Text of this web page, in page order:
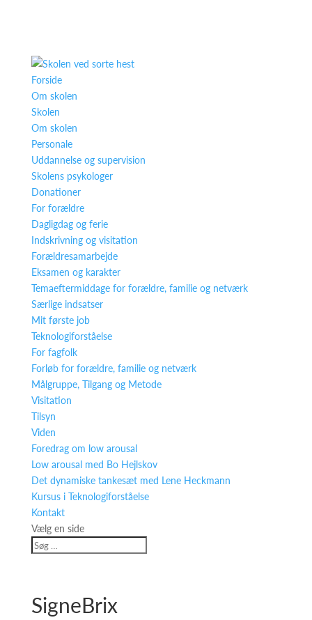
Forside
Om skolen
Skolen
Om skolen
Personale
Uddannelse og supervision
Skolens psykologer
Donationer
For forældre
Dagligdag og ferie
Indskrivning og visitation
Forældresamarbejde
Eksamen og karakter
Temaeftermiddage for forældre, familie og netværk
Særlige indsatser
Mit første job
Teknologiforståelse
For fagfolk
Forløb for forældre, familie og netværk
Målgruppe, Tilgang og Metode
Visitation
Tilsyn
Viden
Foredrag om low arousal
Low arousal med Bo Hejlskov
Det dynamiske tankesæt med Lene Heckmann
Kursus i Teknologiforståelse
Kontakt
Vælg en side
SigneBrix